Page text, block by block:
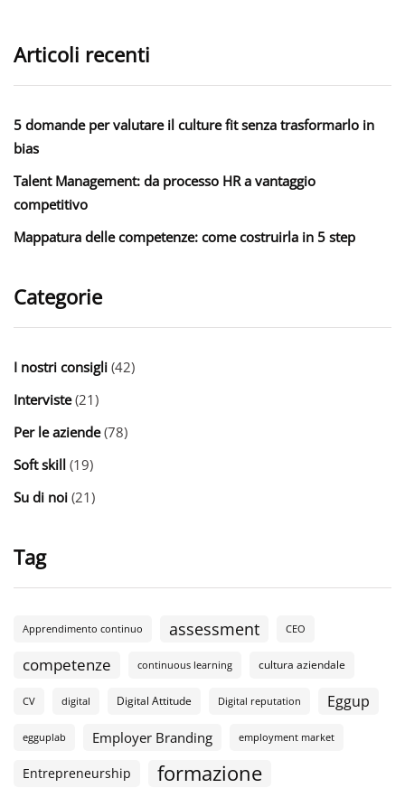
Articoli recenti
5 domande per valutare il culture fit senza trasformarlo in
bias
Talent Management: da processo HR a vantaggio
competitivo
Mappatura delle competenze: come costruirla in 5 step
Categorie
I nostri consigli (42)
Interviste(21)
Per le aziende(78)
Soft skill (19)
Su di noi (21)
Tag
Apprendimento continuo assessment CEO
competenze continuous learning cultura aziendale
CV digital Digital Attitude Digital reputation Eggup
egguplab Employer Branding employment market
Entrepreneurship formazione